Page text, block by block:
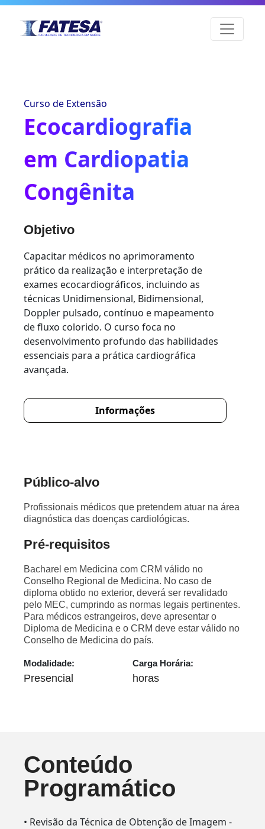
Curso de Extensão
Ecocardiografia
em Cardiopatia
Congênita
Objetivo
Capacitar médicos no aprimoramento
prático da realização e interpretação de
exames ecocardiográficos, incluindo as
técnicas Unidimensional, Bidimensional,
Doppler pulsado, contínuo e mapeamento
de fluxo colorido. O curso foca no
desenvolvimento profundo das habilidades
essenciais para a prática cardiográfica
avançada.
Informações
Público-alvo
Profissionais médicos que pretendem atuar na área
diagnóstica das doenças cardiológicas.
Pré-requisitos
Bacharel em Medicina com CRM válido no
Conselho Regional de Medicina. No caso de
diploma obtido no exterior, deverá ser revalidado
pelo MEC, cumprindo as normas legais pertinentes.
Para médicos estrangeiros, deve apresentar o
Diploma de Medicina e o CRM deve estar válido no
Conselho de Medicina do país.
Modalidade:
Presencial
Carga Horária:
horas
Conteúdo
Programático
• Revisão da Técnica de Obtenção de Imagem -